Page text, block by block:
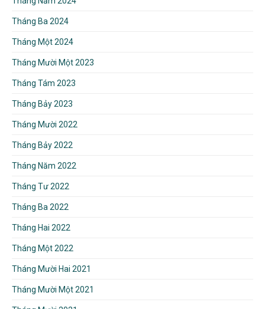
Tháng Ba 2024
Tháng Một 2024
Tháng Mười Một 2023
Tháng Tám 2023
Tháng Bảy 2023
Tháng Mười 2022
Tháng Bảy 2022
Tháng Năm 2022
Tháng Tư 2022
Tháng Ba 2022
Tháng Hai 2022
Tháng Một 2022
Tháng Mười Hai 2021
Tháng Mười Một 2021